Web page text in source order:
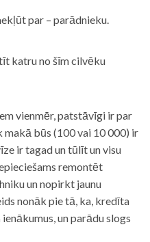
par – parādnieku.
katru no šīm cilvēku
vienmēr, patstāvīgi ir par
makā būs (100 vai 10 000) ir
ir tagad un tūlīt un visu
remontēt
un nopirkt jaunu
nonāk pie tā, ka, kredīta
un parādu slogs